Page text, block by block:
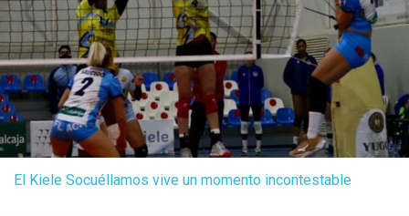
El Kiele Socuéllamos vive un momento incontestable